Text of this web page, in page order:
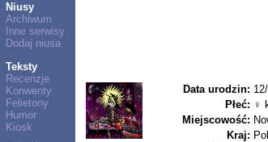
Niusy
Archiwum
Inne serwisy
Dodaj niusa
Teksty
Recenzje
Konwenty
Felietony
Humor
Kiosk
Data urodzin:
Płeć: ♀
Miejscowość:
Kraj: